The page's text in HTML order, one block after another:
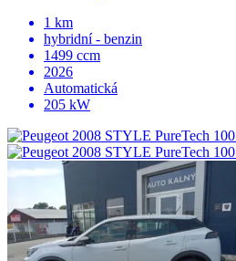
1 km
hybridní - benzin
1499 ccm
2026
Automatická
205 kW